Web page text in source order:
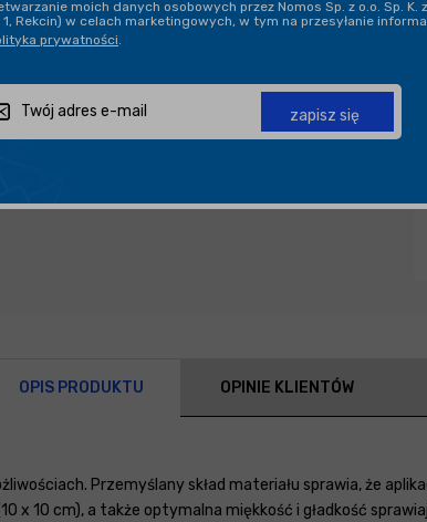
DARMOWA DOSTAWA OD 199,90 ZŁ
OPIS PRODUKTU OPINIE KLIENTÓW
Przemyślany skład materiału sprawia, że
10 cm), a także optymalna miękkość i gładkość
moich danych osobowych przez Nomos Sp. z o.o. Sp. K.
Rekcin) w celach marketingowych, w tym na przesyłanie
prywatności
zapisz się